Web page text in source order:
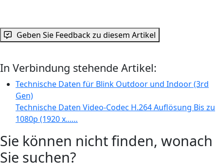
Geben Sie Feedback zu diesem Artikel
In Verbindung stehende Artikel:
Technische Daten für Blink Outdoor und Indoor (3rd
Gen)
Technische Daten Video-Codec H.264 Auflösung Bis zu
1080p (1920 x...…
Sie können nicht finden, wonach
Sie suchen?